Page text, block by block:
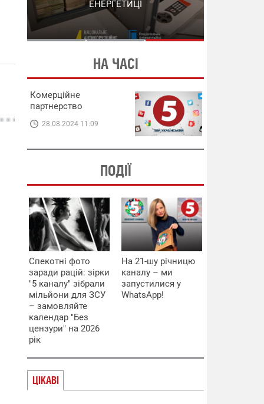
СХЕМИ В ЕНЕРГЕТИЦІ
ЕНЕРГЕТИЦІ
НА ЧАСІ
Комерційне
партнерство
28.08.2024 11:09
ПОДІЇ
Спекотні фото
заради рацій: зірки
"5 каналу" зібрали
мільйони для ЗСУ
– замовляйте
календар "Без
цензури" на 2026
рік
На 21-шу річницю
каналу – ми
запустилися у
WhatsApp!
ЦІКАВІ